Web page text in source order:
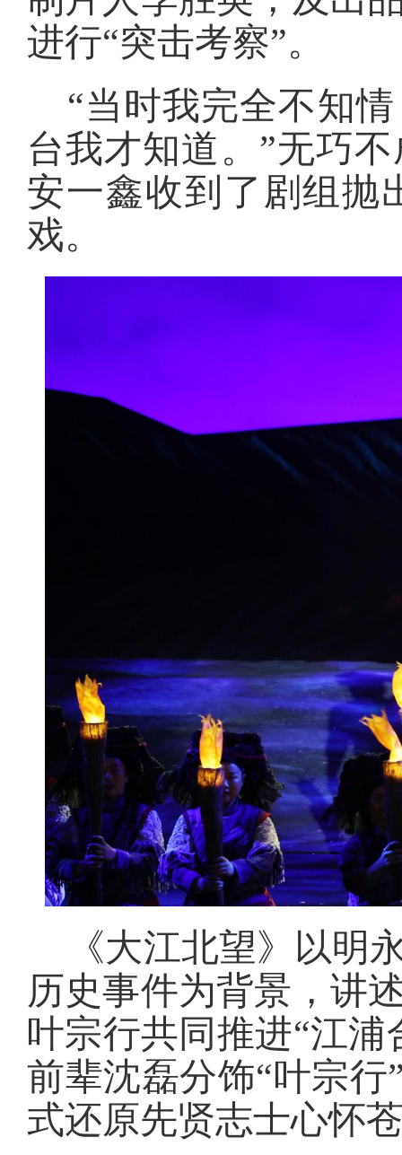
进行“突击考察”。
“当时我完全不知
台我才知道。”无巧
安一鑫收到了剧组抛
戏。
《大江北望》以明
历史事件为背景，讲
叶宗行共同推进“江
前辈沈磊分饰“叶宗
式还原先贤志士心怀